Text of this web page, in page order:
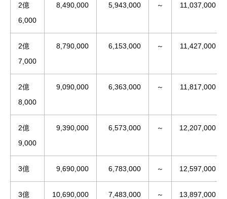
2億
6,000
8,490,000 5,943,000 ～ 11,037,000
2億
7,000
8,790,000 6,153,000 ～ 11,427,000
2億
8,000
9,090,000 6,363,000 ～ 11,817,000
2億
9,000
9,390,000 6,573,000 ～ 12,207,000
3億 9,690,000 6,783,000 ～ 12,597,000
3億
10,690,000 7,483,000 ～ 13,897,000